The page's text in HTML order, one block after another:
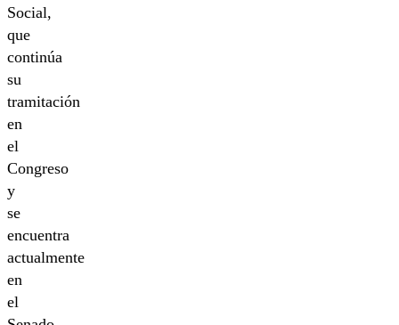
Social,
que
continúa
su
tramitación
en
el
Congreso
y
se
encuentra
actualmente
en
el